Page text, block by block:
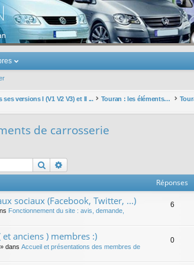
Touran
versions I (V1 V2 V3) et II ... Touran : les éléments et équipements extérieurs et intérieurs
de carrosserie
Rechercher
Réponses
sociaux (Facebook, Twitter, ...)
Fonctionnement du site : avis, demande,
6
anciens ) membres :)
» dans Accueil et présentations des membres de
0